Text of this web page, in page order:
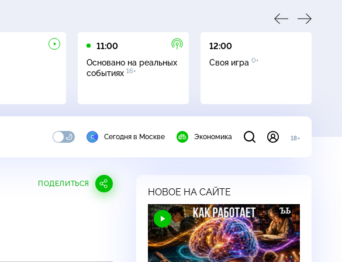
11:00
Основано на реальных
событиях 16+
12:00
Своя игра 0+
Сегодня в Москве Экономика 18+
ПОДЕЛИТЬСЯ
НОВОЕ НА САЙТЕ